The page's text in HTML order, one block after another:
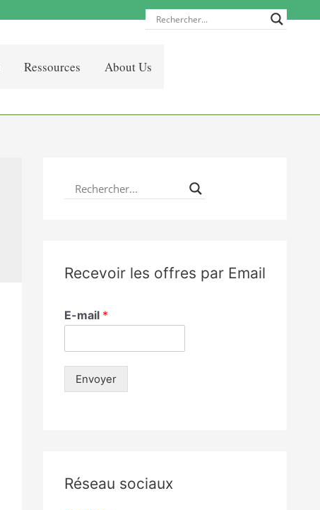
Ressources About Us
Recevoir les offres par Email
E-mail *
Envoyer
Réseau sociaux